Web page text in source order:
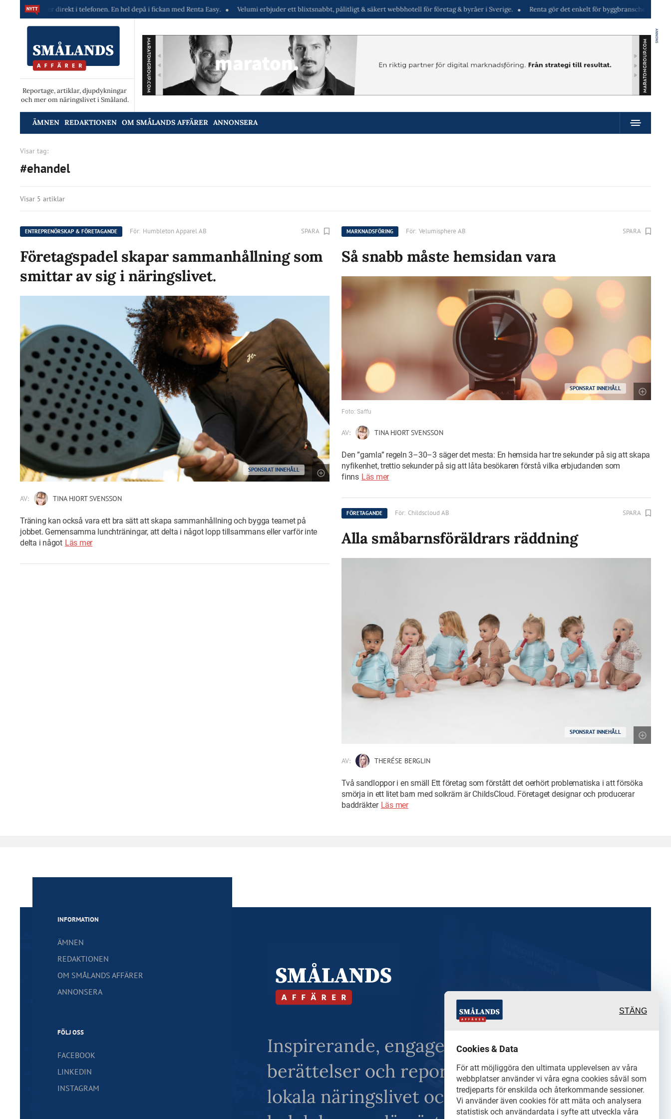
direkt i telefonen. En hel depå i fickan med Renta Easy. Velumi erbjuder ett blixtsnabbt, pålitligt & säkert webbhotell för företag & byråer i Sverige. Renta gör det enkelt för byggbranschen att hyra
Reportage, artiklar, djupdykningar
och mer om näringslivet i Småland.
ANNONS
ÄMNEN REDAKTIONEN OM SMÅLANDS AFFÄRER ANNONSERA
Visar tag:
#ehandel
Visar 5 artiklar
ENTREPRENÖRSKAP & FÖRETAGANDE För: Humbleton Apparel AB SPARA
Företagspadel skapar sammanhållning som
smittar av sig i näringslivet.
SPONSRAT INNEHÅLL
AV: TINA HJORT SVENSSON
Träning kan också vara ett bra sätt att skapa sammanhållning och bygga teamet på
jobbet. Gemensamma lunchträningar, att delta i något lopp tillsammans eller varför inte
delta i något Läs mer
MARKNADSFÖRING För: Velumisphere AB SPARA
Så snabb måste hemsidan vara
SPONSRAT INNEHÅLL
Foto: Saffu
AV: TINA HJORT SVENSSON
Den ”gamla” regeln 3–30–3 säger det mesta: En hemsida har tre sekunder på sig att skapa
nyfikenhet, trettio sekunder på sig att låta besökaren förstå vilka erbjudanden som
finns Läs mer
FÖRETAGANDE För: Childscloud AB SPARA
Alla småbarnsföräldrars räddning
SPONSRAT INNEHÅLL
AV: THERÉSE BERGLIN
Två sandloppor i en smäll Ett företag som förstått det oerhört problematiska i att försöka
smörja in ett litet barn med solkräm är ChildsCloud. Företaget designar och producerar
baddräkter Läs mer
INFORMATION
ÄMNEN
REDAKTIONEN
OM SMÅLANDS AFFÄRER
ANNONSERA
FÖLJ OSS
FACEBOOK
LINKEDIN
INSTAGRAM
Inspirerande, engagerande och värdefulla
berättelser och reportage från och om det
lokala näringslivet och dess aktörer samt en
STÄNG
Cookies & Data
För att möjliggöra den ultimata upplevelsen av våra
webbplatser använder vi våra egna cookies såväl som
tredjeparts för enskilda och återkommande sessioner.
Vi använder även cookies för att mäta och analysera
statistisk och användardata i syfte att utveckla våra